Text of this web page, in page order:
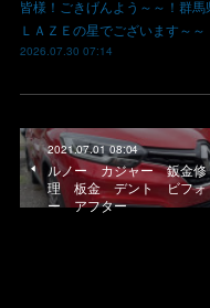
皆様！ごきげんよう～～！群
ＬＡＺＥの星でございます～
2026.07.30 07:14
2021.07.01 08:04
ルノー カジャー 鈑金修
理 板金 デント ビフォ
ー アフター